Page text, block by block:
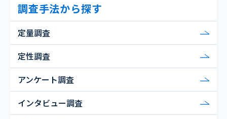
調査手法から探す
定量調査
定性調査
アンケート調査
インタビュー調査